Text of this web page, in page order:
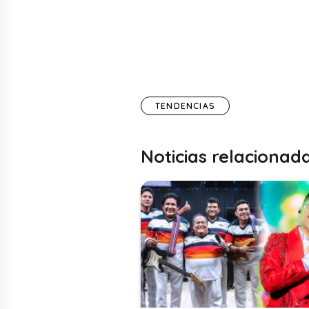
TENDENCIAS
Noticias